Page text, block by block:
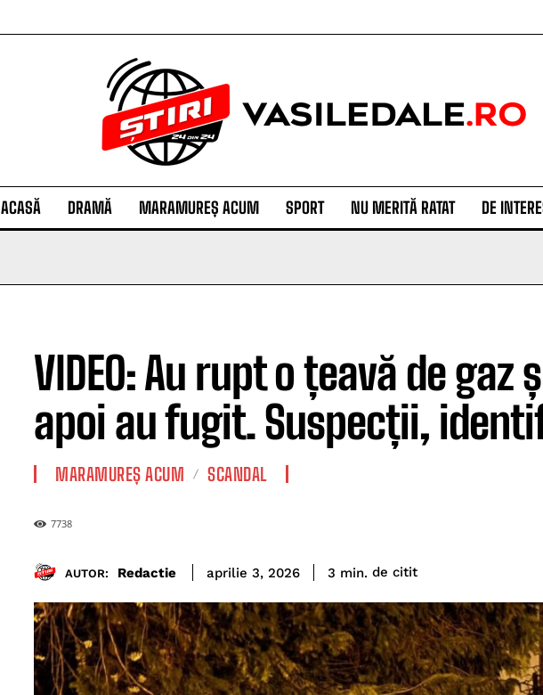
ACASĂ DRAMĂ MARAMUREȘ ACUM SPORT NU MERITĂ RATAT DE
VIDEO: Au rupt o țeavă de
apoi au fugit. Suspecții,
MARAMUREȘ ACUM SCANDAL
7738
AUTOR: Redactie aprilie 3, 2026 3 min. de citit